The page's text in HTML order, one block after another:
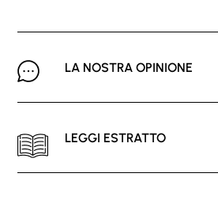
LA NOSTRA OPINIONE
LEGGI ESTRATTO